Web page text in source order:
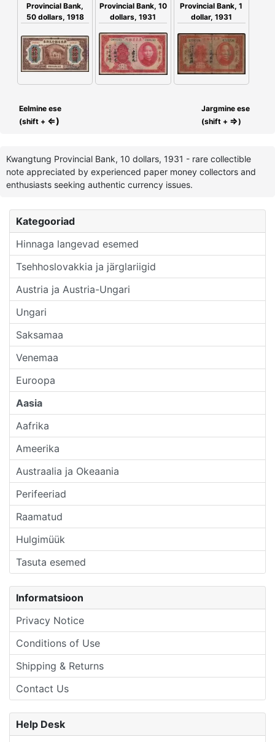
Kategooriad
Hinnaga langevad esemed
Tsehhoslovakkia ja järglariigid
Austria ja Austria-Ungari
Ungari
Saksamaa
Venemaa
Euroopa
Aasia
Aafrika
Ameerika
Austraalia ja Okeaania
Perifeeriad
Raamatud
Hulgimüük
Tasuta esemed
Informatsioon
Privacy Notice
Conditions of Use
Shipping & Returns
Contact Us
Provincial Bank,
50 dollars, 1918
Provincial Bank, 10
dollars, 1931
Provincial Bank, 1
dollar, 1931
Eelmine ese
(shift + ⇐)
Jargmine ese
(shift + ⇒)
Kwangtung Provincial Bank, 10 dollars, 1931 - rare collectible
note appreciated by experienced paper money collectors and
enthusiasts seeking authentic currency issues.
Help Desk